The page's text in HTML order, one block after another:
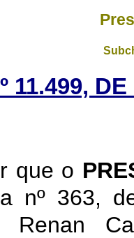
11.499,
o
nº 363,